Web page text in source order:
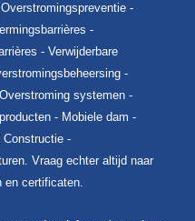
-
-
- Verwijderbare
-
systemen -
- Mobiele dam -
Constructie -
Vraag echter altijd naar
en certificaten.